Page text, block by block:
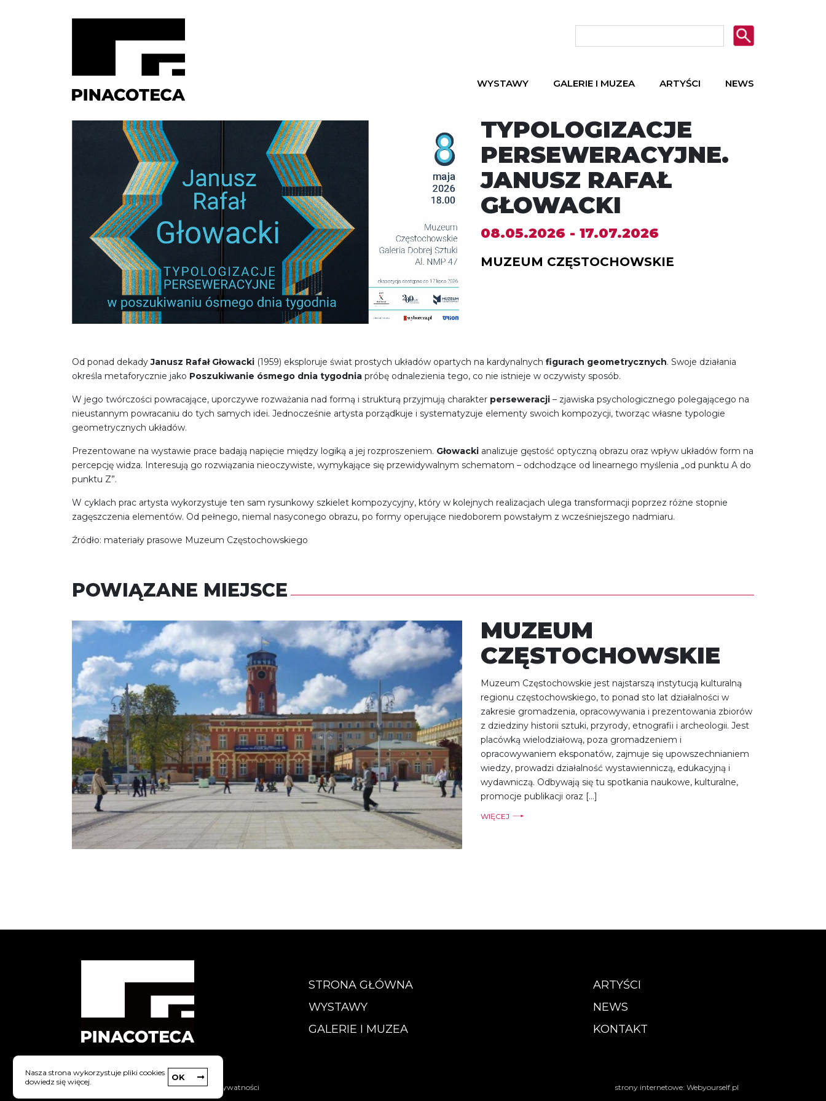
WYSTAWY GALERIE I MUZEA ARTYŚCI NEWS
TYPOLOGIZACJE
PERSEWERACYJNE.
JANUSZ RAFAŁ
GŁOWACKI
08.05.2026 - 17.07.2026
MUZEUM CZĘSTOCHOWSKIE
Od ponad dekadyJanusz Rafał Głowacki (1959) eksploruje świat prostych układów opartych na kardynalnych figurach geometrycznych. Swoje działania
określa metaforycznie jako Poszukiwanie ósmego dnia tygodnia próbę odnalezienia tego, co nie istnieje w oczywisty sposób.
W jego twórczości powracające, uporczywe rozważania nad formą i strukturą przyjmują charakter perseweracji – zjawiska psychologicznego polegającego na
nieustannym powracaniu do tych samych idei. Jednocześnie artysta porządkuje i systematyzuje elementy swoich kompozycji, tworząc własne typologie
geometrycznych układów.
Prezentowane na wystawie prace badają napięcie między logiką a jej rozproszeniem. Głowacki analizuje gęstość optyczną obrazu oraz wpływ układów form na
percepcję widza. Interesują go rozwiązania nieoczywiste, wymykające się przewidywalnym schematom – odchodzące od linearnego myślenia „od punktu A do
punktu Z”.
W cyklach prac artysta wykorzystuje ten sam rysunkowy szkielet kompozycyjny, który w kolejnych realizacjach ulega transformacji poprzez różne stopnie
zagęszczenia elementów. Od pełnego, niemal nasyconego obrazu, po formy operujące niedoborem powstałym z wcześniejszego nadmiaru.
Źródło: materiały prasowe Muzeum Częstochowskiego
POWIĄZANE MIEJSCE
MUZEUM
CZĘSTOCHOWSKIE
Muzeum Częstochowskie jest najstarszą instytucją kulturalną
regionu częstochowskiego, to ponad sto lat działalności w
zakresie gromadzenia, opracowywania i prezentowania zbiorów
z dziedziny historii sztuki, przyrody, etnografii i archeologii. Jest
placówką wielodziałową, poza gromadzeniem i
opracowywaniem eksponatów, zajmuje się upowszechnianiem
wiedzy, prowadzi działalność wystawienniczą, edukacyjną i
wydawniczą. Odbywają się tu spotkania naukowe, kulturalne,
promocje publikacji oraz […]
WIĘCEJ
STRONA GŁÓWNA
WYSTAWY
GALERIE I MUZEA
ARTYŚCI
NEWS
KONTAKT
Copyright © Pinacoteca | Polityka prywatności strony internetowe: Webyourself.pl
Nasza strona wykorzystuje pliki cookies
dowiedz się więcej.
OK